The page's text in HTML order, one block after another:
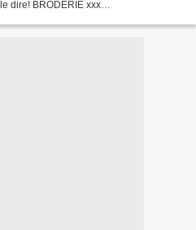
dire! BRODERIE xxx